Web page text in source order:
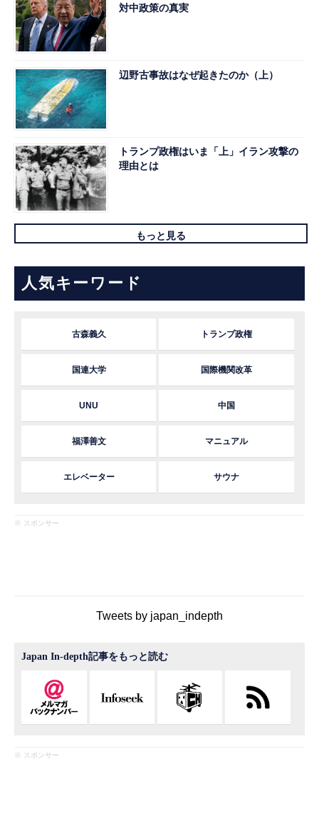
対中政策の真実
辺野古事故はなぜ起きたのか（上）
トランプ政権はいま「上」イラン攻撃の
理由とは
もっと見る
人気キーワード
古森義久 トランプ政権
国連大学 国際機関改革
UNU 中国
福澤善文 マニュアル
エレベーター サウナ
※ スポンサー
Tweets by japan_indepth
Japan In-depth記事をもっと読む
※ スポンサー